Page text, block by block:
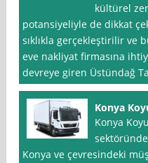
kültürel
potansiyeliyle de dikkat
sıklıkla gerçekleştirilir ve
eve nakliyat firmasına
devreye giren Üstündağ
Konya
Konya
sektöründe
Konya ve çevresindeki